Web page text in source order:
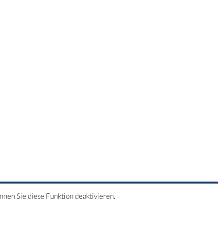
Sie diese Funktion deaktivieren.